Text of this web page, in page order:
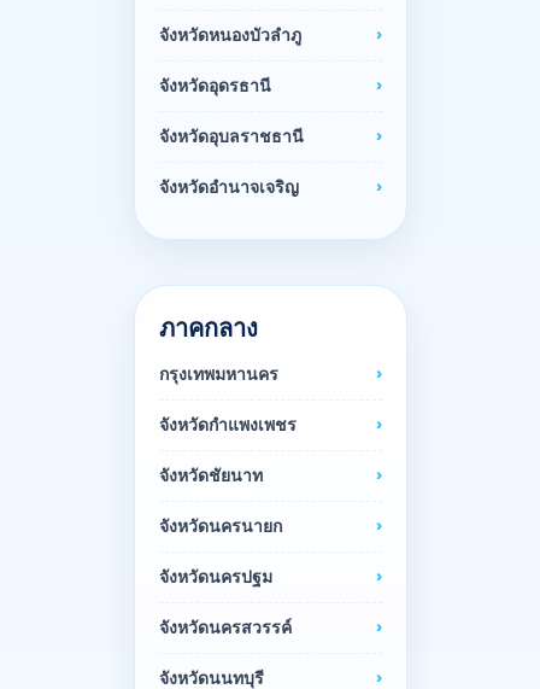
จังหวัดหนองบัวลำภู
จังหวัดอุดรธานี
จังหวัดอุบลราชธานี
จังหวัดอำนาจเจริญ
ภาคกลาง
กรุงเทพมหานคร
จังหวัดกำแพงเพชร
จังหวัดชัยนาท
จังหวัดนครนายก
จังหวัดนครปฐม
จังหวัดนครสวรรค์
จังหวัดนนทบุรี